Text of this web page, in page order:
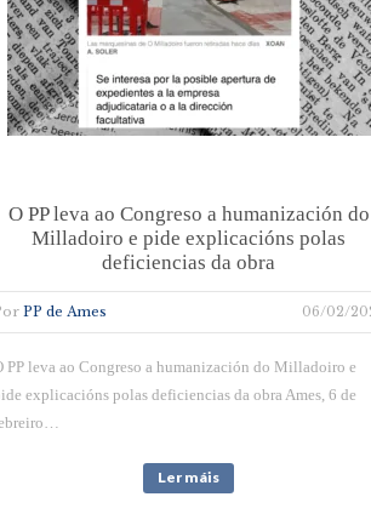
O PP leva ao Congreso a humanización do
Milladoiro e pide explicacións polas
deficiencias da obra
PP de Ames 06/02/
PP leva ao Congreso a humanización do Milladoiro e
explicacións polas deficiencias da obra Ames, 6 de
Ler máis